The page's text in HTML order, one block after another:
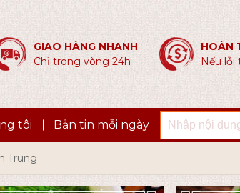
GIAO HÀNG NHANH
Chỉ trong vòng 24h
HOÀN
Nếu lỗi
tôi Bản tin mỗi ngày
Trung